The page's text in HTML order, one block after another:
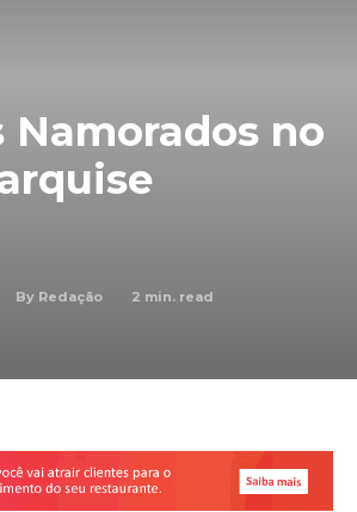
Namorados no
By Redação 2 min. read